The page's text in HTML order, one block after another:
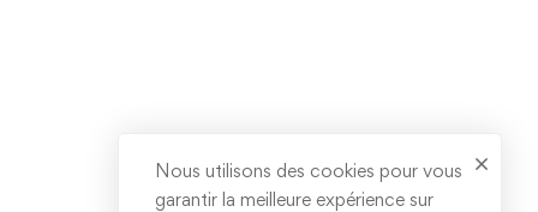
Nous utilisons des cookies pour vous
garantir la meilleure expérience sur